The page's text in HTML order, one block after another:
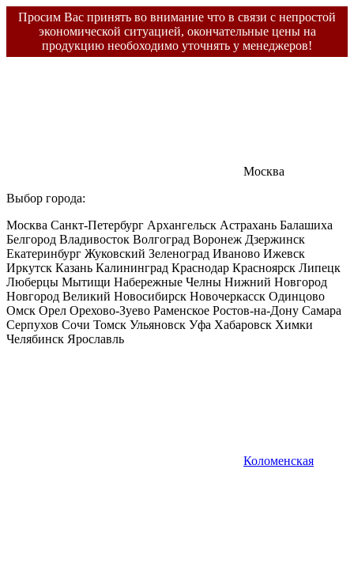
Просим Вас принять во внимание что в связи с непростой
экономической ситуацией, окончательные цены на
продукцию необоходимо уточнять у менеджеров!
Москва
Выбор города:
Москва Санкт-Петербург Архангельск Астрахань Балашиха
Белгород Владивосток Волгоград Воронеж Дзержинск
Екатеринбург Жуковский Зеленоград Иваново Ижевск
Иркутск Казань Калининград Краснодар Красноярск Липецк
Люберцы Мытищи Набережные Челны Нижний Новгород
Новгород Великий Новосибирск Новочеркасск Одинцово
Омск Орел Орехово-Зуево Раменское Ростов-на-Дону Самара
Серпухов Сочи Томск Ульяновск Уфа Хабаровск Химки
Челябинск Ярославль
Коломенская